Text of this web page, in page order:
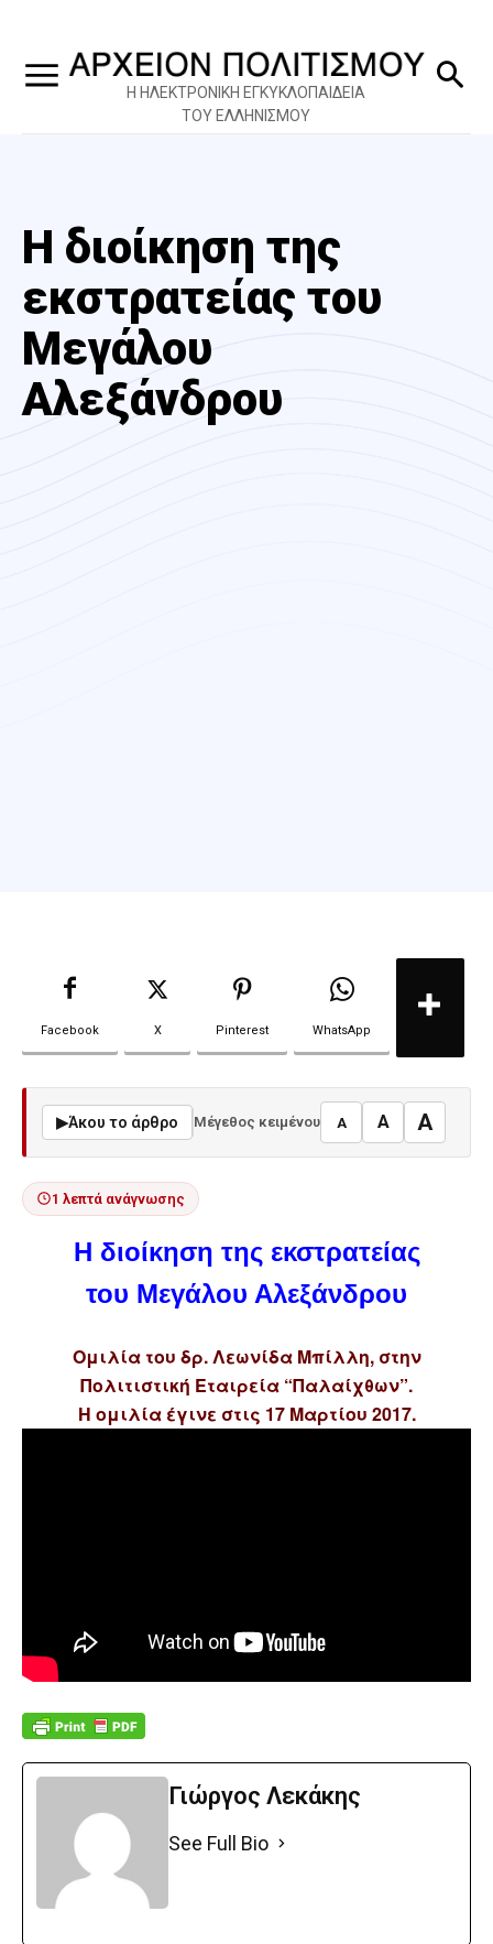
Η ΗΛΕΚΤΡΟΝΙΚΗ ΕΓΚΥΚΛΟΠΑΙΔΕΙΑ
ΤΟΥ ΕΛΛΗΝΙΣΜΟΥ
Η διοίκηση της
εκστρατείας του
Μεγάλου
Αλεξάνδρου
Facebook X Pinterest WhatsApp
▶Άκου το άρθρο Μέγεθος κειμένου A A A
1 λεπτά ανάγνωσης
Η διοίκηση της εκστρατείας
του Μεγάλου Αλεξάνδρου
Ομιλία του δρ. Λεωνίδα Μπίλλη, στην
Πολιτιστική Εταιρεία “Παλαίχθων”.
Η ομιλία έγινε στις 17 Μαρτίου 2017.
Γιώργος Λεκάκης
See Full Bio